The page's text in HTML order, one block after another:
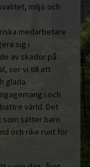
miljö och
medarbetare
sig i
av skador på
ser vi till att
glada.
i och
värld. Det
som sätter barn
och rike runt för